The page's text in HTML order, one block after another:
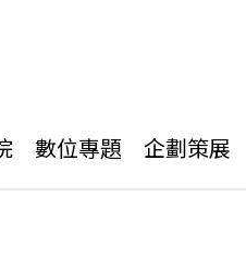
數位專題 企劃策展